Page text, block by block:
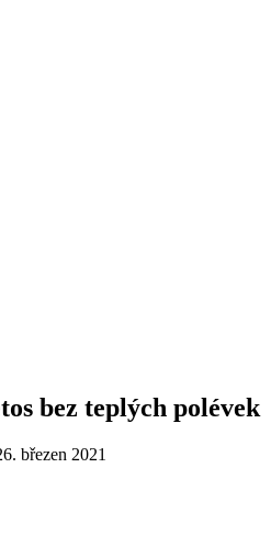
bez teplých polévek
březen 2021